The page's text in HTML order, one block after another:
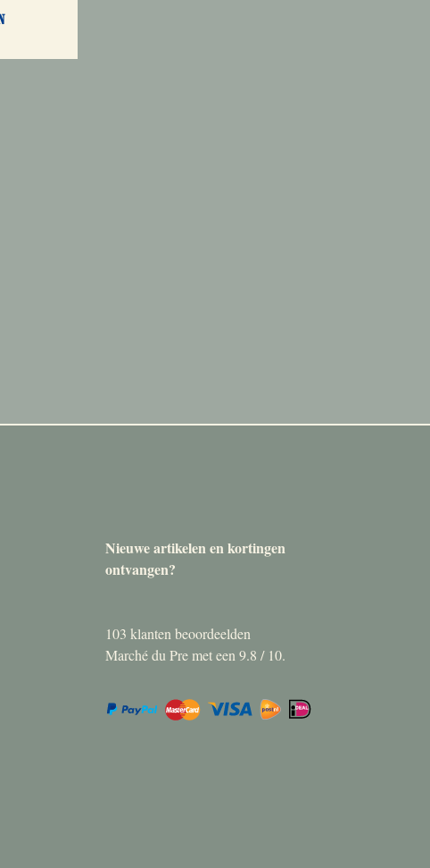
Nieuwe artikelen en kortingen
ontvangen?
103 klanten beoordeelden
Marché du Pre met een 9.8 / 10.